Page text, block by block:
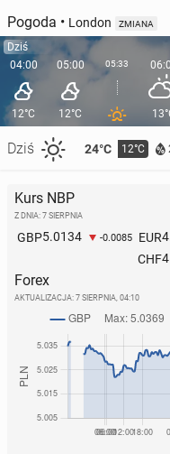
Pogoda • London ZMIANA
Dziś
04:00
12°C
Dziś 24°C 12°C
05:00
12°C
05:33
Kurs NBP
Z DNIA: 7 SIERPNIA
GBP5.0134 -0.0085 EUR
CHF
Forex
AKTUALIZACJA: 7 SIERPNIA, 04:10